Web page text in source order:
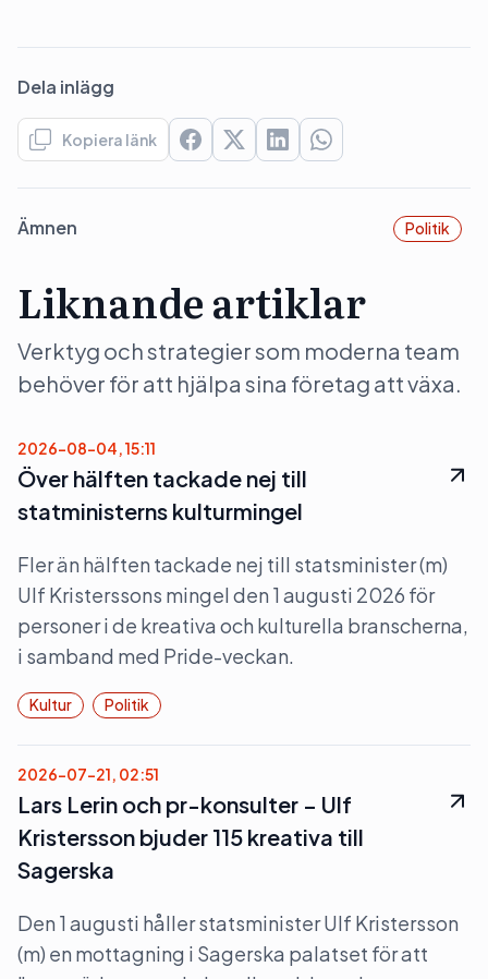
Dela inlägg
Kopiera länk
Ämnen Politik
Liknande artiklar
Verktyg och strategier som moderna team
behöver för att hjälpa sina företag att växa.
2026-08-04, 15:11
Över hälften tackade nej till
statministerns kulturmingel
Fler än hälften tackade nej till statsminister (m)
Ulf Kristerssons mingel den 1 augusti 2026 för
personer i de kreativa och kulturella branscherna,
i samband med Pride-veckan.
Kultur Politik
2026-07-21, 02:51
Lars Lerin och pr-konsulter – Ulf
Kristersson bjuder 115 kreativa till
Sagerska
Den 1 augusti håller statsminister Ulf Kristersson
(m) en mottagning i Sagerska palatset för att